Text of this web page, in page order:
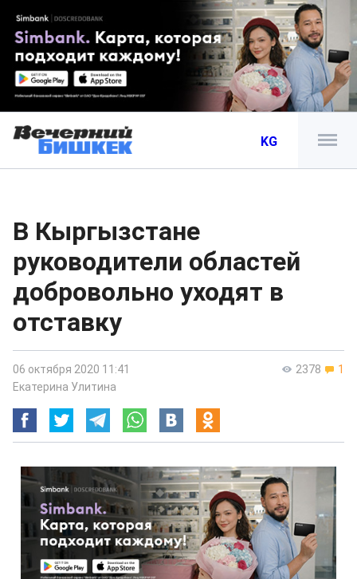
KG
В Кыргызстане
руководители областей
добровольно уходят в
отставку
2378 1
06 октября 2020 11:41
Екатерина Улитина